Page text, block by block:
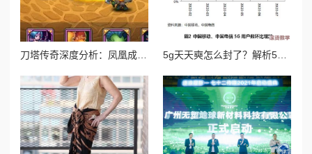
5g天天奭怎么封了？解析5g网络对消费行为的影响与产业动向背后的原因和趋势分析